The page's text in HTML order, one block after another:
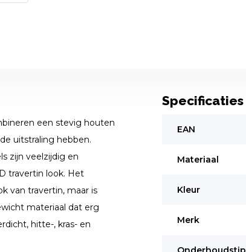
een stevig houten
uitstraling hebben.
zijn veelzijdig en
travertin look. Het
van travertin, maar is
materiaal dat erg
hitte-, kras- en
Specificaties
EAN
Materiaal
Kleur
Merk